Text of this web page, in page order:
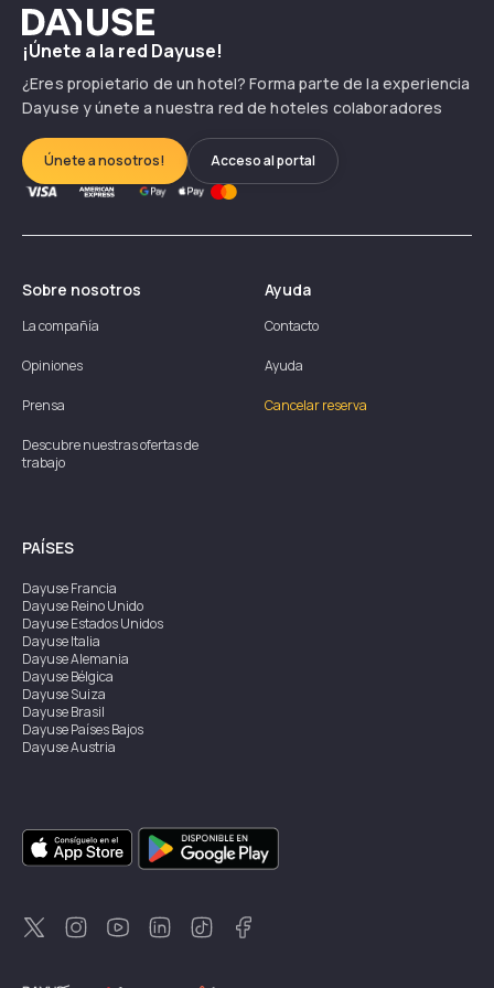
Dayuse
¡Únete a la red Dayuse!
¿Eres propietario de un hotel? Forma parte de la experiencia
Dayuse y únete a nuestra red de hoteles colaboradores
Únete a nosotros! Acceso al portal
Sobre nosotros
La compañía
Opiniones
Prensa
Descubre nuestras ofertas de
trabajo
Ayuda
Contacto
Ayuda
Cancelar reserva
PAÍSES
DayuseFrancia
DayuseReino Unido
DayuseEstados Unidos
DayuseItalia
DayuseAlemania
DayuseBélgica
DayuseSuiza
DayuseBrasil
DayusePaíses Bajos
DayuseAustria
DayuseSingapur
DayuseSuecia
DayuseTailandia
DayuseNueva Zelanda
DayuseTurquía